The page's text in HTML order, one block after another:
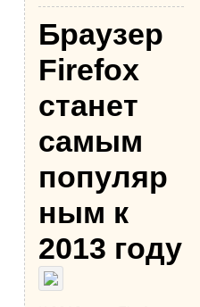
Браузер
Firefox
станет
самым
популяр
ным к
2013 году